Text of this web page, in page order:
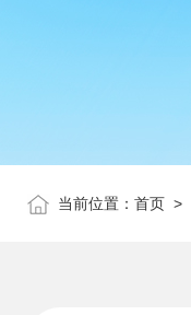
当前位置： 首页 >